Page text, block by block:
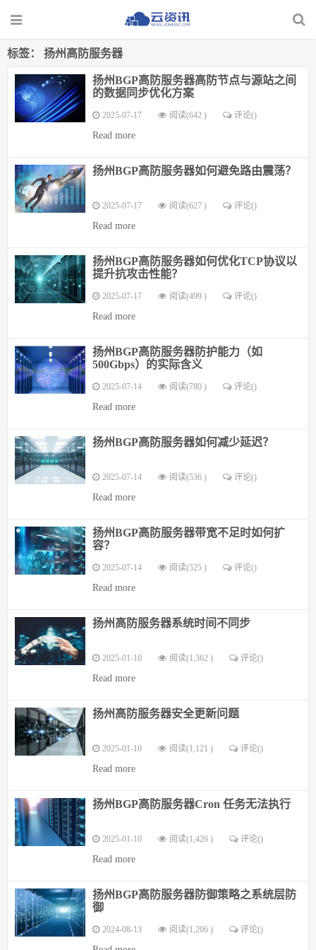
标签： 扬州高防服务器
扬州BGP高防服务器高防节点与源站之间
的数据同步优化方案
2025-07-17 阅读(642 ) 评论()
Read more
扬州BGP高防服务器如何避免路由震荡？
2025-07-17 阅读(627 ) 评论()
Read more
扬州BGP高防服务器如何优化TCP协议以
提升抗攻击性能？
2025-07-17 阅读(499 ) 评论()
Read more
扬州BGP高防服务器防护能力（如
500Gbps）的实际含义
2025-07-14 阅读(780 ) 评论()
Read more
扬州BGP高防服务器如何减少延迟？
2025-07-14 阅读(536 ) 评论()
Read more
扬州BGP高防服务器带宽不足时如何扩
容？
2025-07-14 阅读(525 ) 评论()
Read more
扬州高防服务器系统时间不同步
2025-01-10 阅读(1,362 ) 评论()
Read more
扬州高防服务器安全更新问题
2025-01-10 阅读(1,121 ) 评论()
Read more
扬州BGP高防服务器Cron 任务无法执行
2025-01-10 阅读(1,426 ) 评论()
Read more
扬州BGP高防服务器防御策略之系统层防
御
2024-08-13 阅读(1,206 ) 评论()